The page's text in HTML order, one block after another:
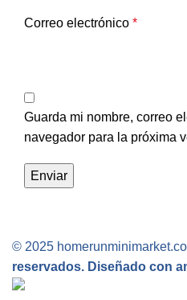
Correo electrónico *
Guarda mi nombre, correo
navegador para la próxima
© 2025
reservados. Diseñado con